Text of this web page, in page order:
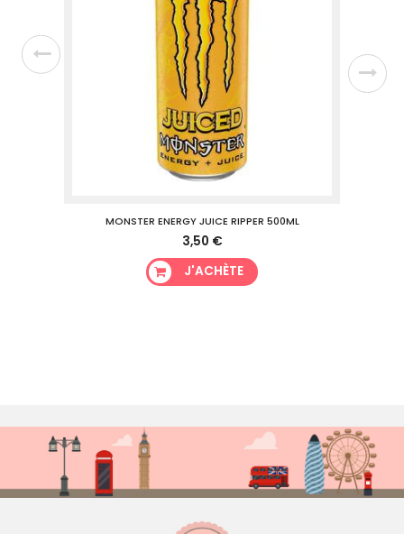
MONSTER ENERGY JUICE RIPPER 500ML
3,50 €
J'ACHÈTE